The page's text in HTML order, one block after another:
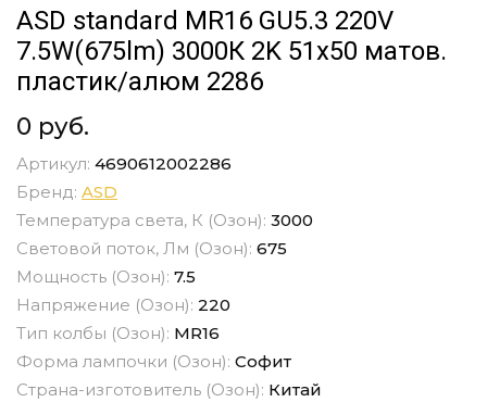
ASD standard MR16 GU5.3 220V
7.5W(675lm) 3000К 2K 51x50 матов.
пластик/алюм 2286
0 руб.
Артикул: 4690612002286
Бренд: ASD
Температура света, К (Озон): 3000
Световой поток, Лм (Озон): 675
Мощность (Озон): 7.5
Напряжение (Озон): 220
Тип колбы (Озон): MR16
Форма лампочки (Озон): Софит
Страна-изготовитель (Озон): Китай